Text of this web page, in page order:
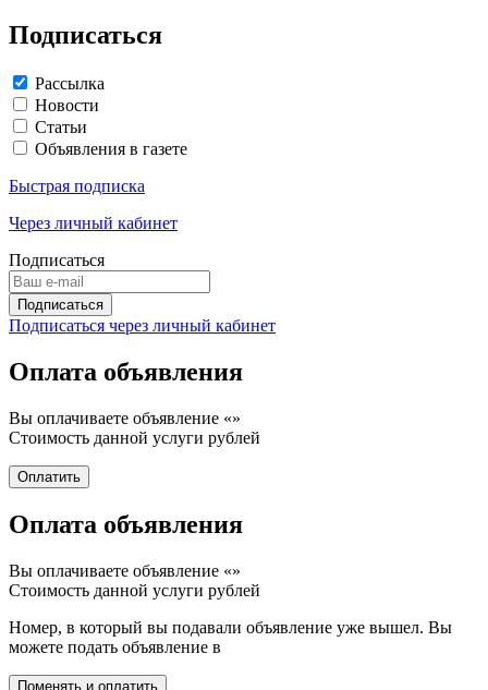
Подписаться
Рассылка
Новости
Статьи
Объявления в газете
Быстрая подписка
Через личный кабинет
Подписаться
Подписаться через личный кабинет
Оплата объявления
Вы оплачиваете объявление «»
Стоимость данной услуги рублей
Оплата объявления
Вы оплачиваете объявление «»
Стоимость данной услуги рублей
Номер, в который вы подавали объявление уже вышел. Вы
можете подать объявление в